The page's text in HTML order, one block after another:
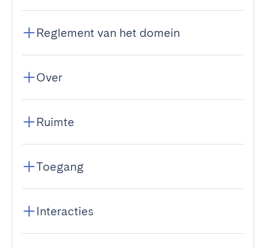
Reglement van het domein
Over
Ruimte
Toegang
Interacties